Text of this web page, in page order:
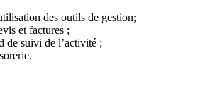
des outils de gestion;
et factures ;
de suivi de l’activité ;